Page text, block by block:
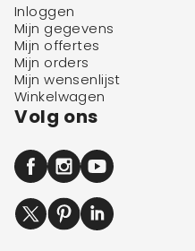
Inloggen
Mijn gegevens
Mijn offertes
Mijn orders
Mijn wensenlijst
Winkelwagen
Volg ons